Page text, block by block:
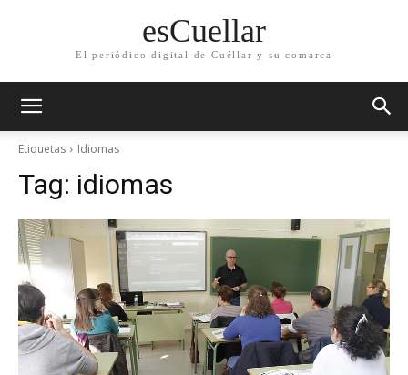
esCuellar
El periódico digital de Cuéllar y su comarca
Etiquetas Idiomas
Tag: idiomas